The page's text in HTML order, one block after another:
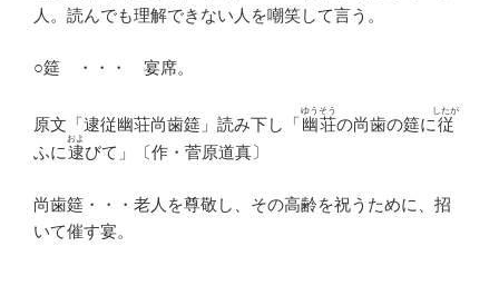
人。読んでも理解できない人を嘲笑して言う。
○筵 ・・・ 宴席。
原文「逮従幽荘尚歯筵」読み下し「 幽荘
ゆうそう
の尚歯の筵に従
したが
ふに逮
およ
びて」〔作・菅原道真〕
尚歯筵・・・老人を尊敬し、その高齢を祝うために、招
いて催す宴。